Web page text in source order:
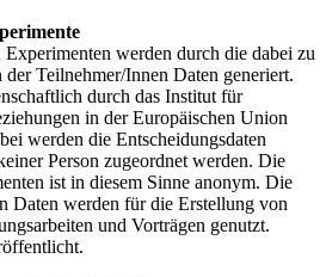
werden durch die dabei zu
Teilnehmer/Innen Daten generiert.
durch das Institut für
in der Europäischen Union
werden die Entscheidungsdaten
Person zugeordnet werden. Die
ist in diesem Sinne anonym. Die
Daten werden für die Erstellung von
und Vorträgen genutzt.